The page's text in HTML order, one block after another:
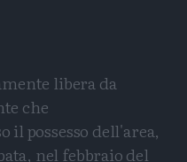
libera da
che
possesso dell'area,
nel febbraio del